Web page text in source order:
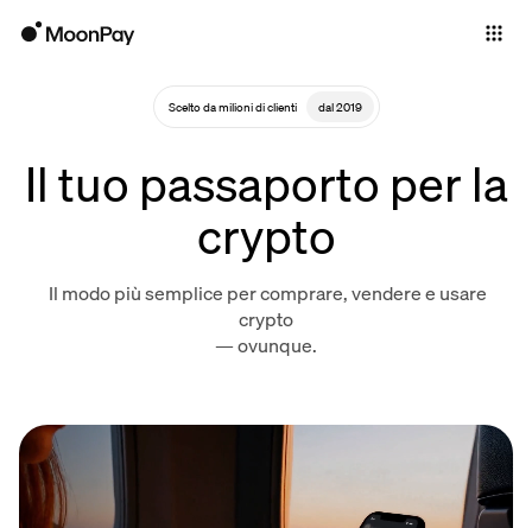
Business
Company
Support
Language
Scelto da milioni di clienti dal 2019
Il tuo passaporto per la
crypto
Il modo più semplice per comprare, vendere e usare
crypto
— ovunque.